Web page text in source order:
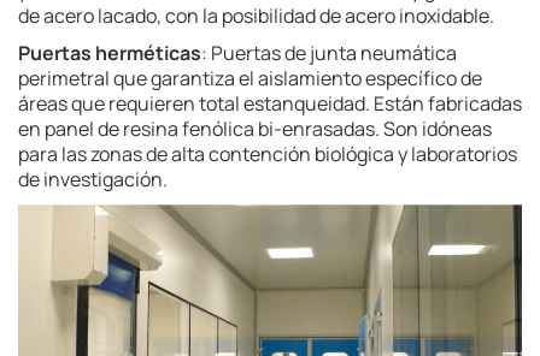
de acero lacado, con la posibilidad de acero inoxidable.
Puertas herméticas: Puertas de junta neumática
perimetral que garantiza el aislamiento específico de
áreas que requieren total estanqueidad. Están fabricadas
en panel de resina fenólica bi-enrasadas. Son idóneas
para las zonas de alta contención biológica y laboratorios
de investigación.